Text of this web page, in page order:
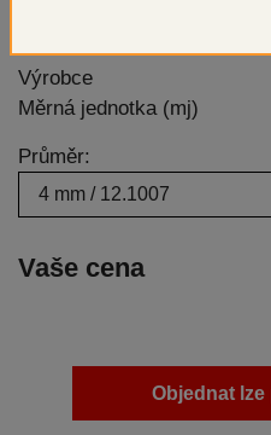
Výrobce
Měrná jednotka (mj)
Průměr:
Vaše cena
Objednat